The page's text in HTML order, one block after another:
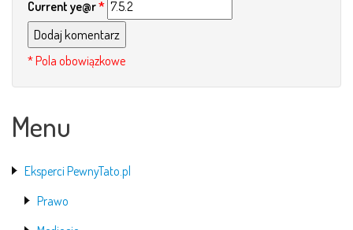
Current ye@r*
Menu
Eksperci PewnyTato.pl
Prawo